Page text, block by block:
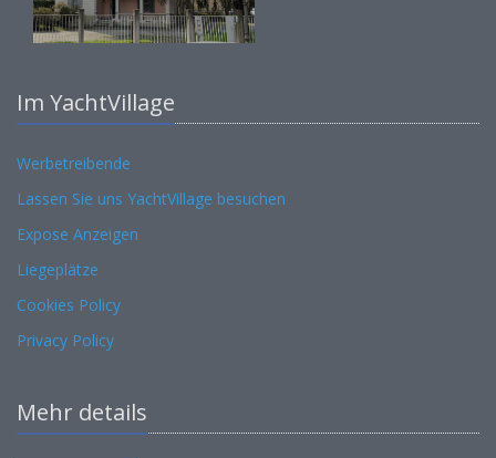
Im YachtVillage
Werbetreibende
Lassen Sie uns YachtVillage besuchen
Expose Anzeigen
Liegeplätze
Cookies Policy
Privacy Policy
Mehr details